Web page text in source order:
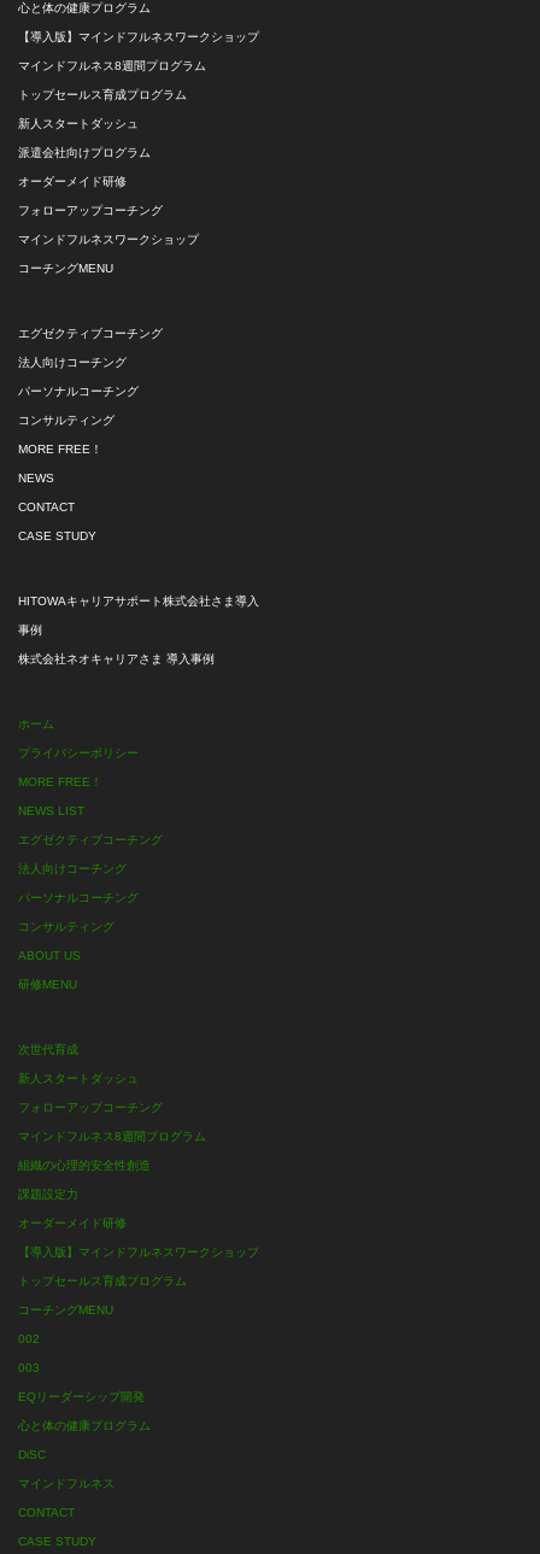
心と体の健康プログラム
【導入版】マインドフルネスワークショップ
マインドフルネス8週間プログラム
トップセールス育成プログラム
新人スタートダッシュ
派遣会社向けプログラム
オーダーメイド研修
フォローアップコーチング
マインドフルネスワークショップ
コーチングMENU
エグゼクティブコーチング
法人向けコーチング
パーソナルコーチング
コンサルティング
MORE FREE！
NEWS
CONTACT
CASE STUDY
HITOWAキャリアサポート株式会社さま導入
事例
株式会社ネオキャリアさま 導入事例
ホーム
プライバシーポリシー
MORE FREE！
NEWS LIST
エグゼクティブコーチング
法人向けコーチング
パーソナルコーチング
コンサルティング
ABOUT US
研修MENU
次世代育成
新人スタートダッシュ
フォローアップコーチング
マインドフルネス8週間プログラム
組織の心理的安全性創造
課題設定力
オーダーメイド研修
【導入版】マインドフルネスワークショップ
トップセールス育成プログラム
コーチングMENU
002
003
EQリーダーシップ開発
心と体の健康プログラム
DiSC
マインドフルネス
CONTACT
CASE STUDY